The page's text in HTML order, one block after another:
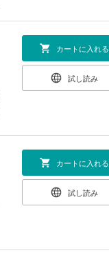
カートに入れる
試し読み
カートに入れる
試し読み